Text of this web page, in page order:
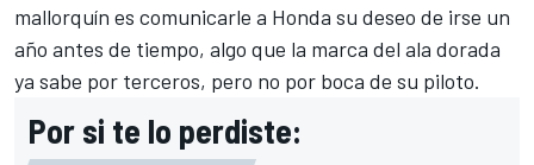
mallorquín es comunicarle a Honda su deseo de irse un
año antes de tiempo, algo que la marca del ala dorada
ya sabe por terceros, pero no por boca de su piloto.
Por si te lo perdiste: